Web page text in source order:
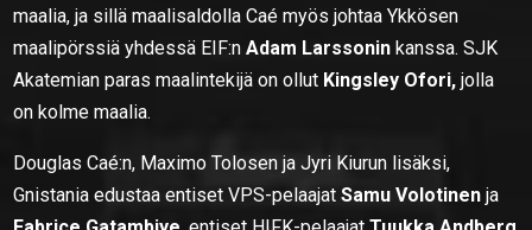
maalia, ja sillä maalisaldolla Caé myös johtaa Ykkösen
maalipörssiä yhdessä EIF:nAdam Larssonin kanssa. SJK
Akatemian paras maalintekijä on ollut Kingsley Ofori, jolla
on kolme maalia.
Douglas Caé:n, Maximo Tolosen ja Jyri Kiurun lisäksi,
Gnistania edustaa entiset VPS-pelaajatSamu Volotinen ja